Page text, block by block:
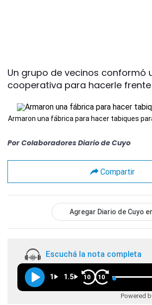
Un grupo de vecinos conformó
cooperativa para hacerle frente
Armaron una fábrica para hacer tabiques
Por Colaboradores Diario de Cuyo
Compartir
Agregar Diario de Cuyo
Escuchá la nota completa
1 1.5 10 10
Powered